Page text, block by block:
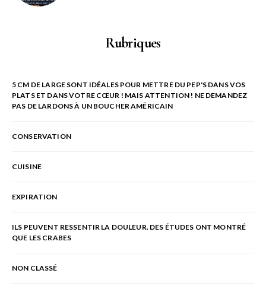
Rubriques
5 CM DE LARGE SONT IDÉALES POUR METTRE DU PEP'S DANS VOS
PLATS ET DANS VOTRE CŒUR ! MAIS ATTENTION ! NE DEMANDEZ
PAS DE LARDONS À UN BOUCHER AMÉRICAIN
CONSERVATION
CUISINE
EXPIRATION
ILS PEUVENT RESSENTIR LA DOULEUR. DES ÉTUDES ONT MONTRÉ
QUE LES CRABES
NON CLASSÉ